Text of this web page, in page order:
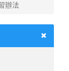
辦法